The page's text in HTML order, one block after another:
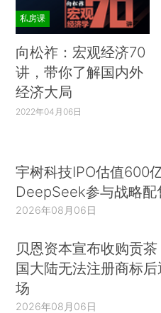
私房课
向松祚：宏观经济70
讲，带你了解国内外
经济大局
2022年04月06日
宇树科技IPO估值600
DeepSeek参与战略配
2026年08月06日
贝恩资本宣布收购贡茶
国大陆无法注册商标
场
2026年08月06日